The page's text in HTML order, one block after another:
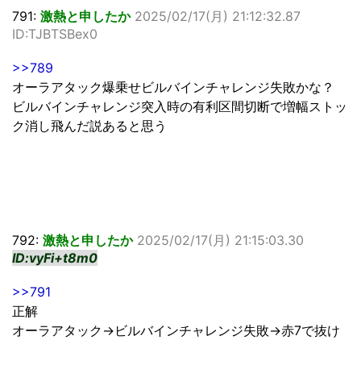
791: 激熱と申したか 2025/02/17(月) 21:12:32.87
ID:TJBTSBex0
>>789
オーラアタック爆乗せビルバインチャレンジ失敗かな？
ビルバインチャレンジ突入時の有利区間切断で増幅ストッ
ク消し飛んだ説あると思う
792: 激熱と申したか 2025/02/17(月) 21:15:03.30
ID:vyFi+t8m0
>>791
正解
オーラアタック→ビルバインチャレンジ失敗→赤7で抜け